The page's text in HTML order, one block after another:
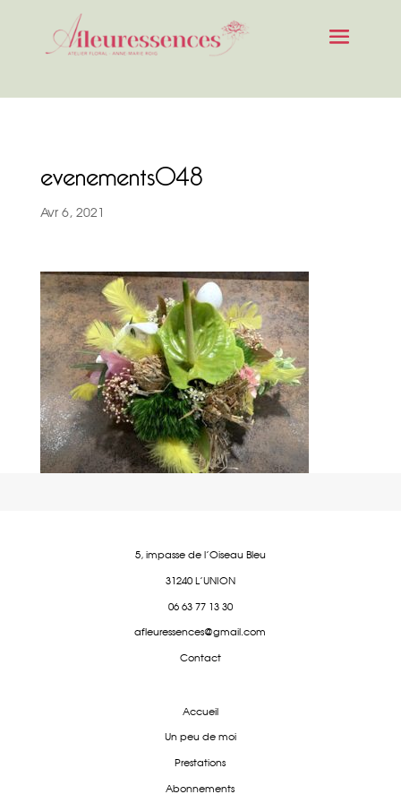
evenements048
Avr 6, 2021
5, impasse de l'Oiseau Bleu
31240 L'UNION
06 63 77 13 30
afleuressences@gmail.com
Contact
Accueil
Un peu de moi
Prestations
Abonnements